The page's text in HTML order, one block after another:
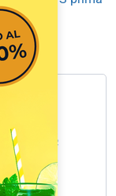
mesi
»